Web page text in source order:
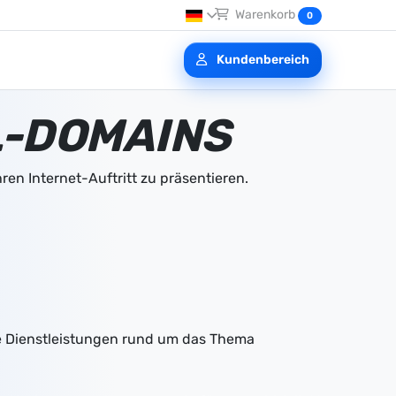
Deutsch
English
Warenkorb 0
Kundenbereich
Internet-Auftritt zu präsentieren.
rund um das Thema